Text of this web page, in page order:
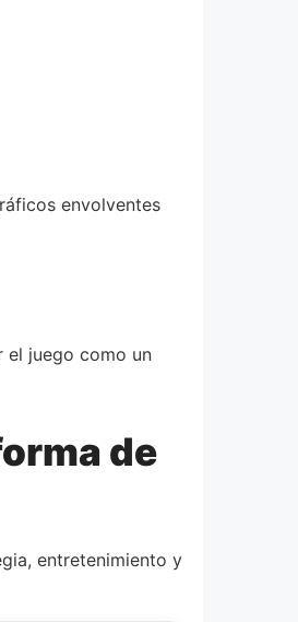
envolventes
el juego como un
de
entretenimiento y